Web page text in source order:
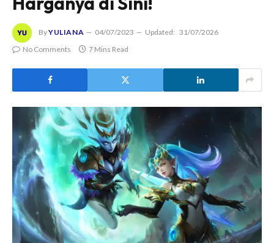
ByYULIANA 04/07/2023 Updated: 31/07/2026
No Comments
7 Mins Read